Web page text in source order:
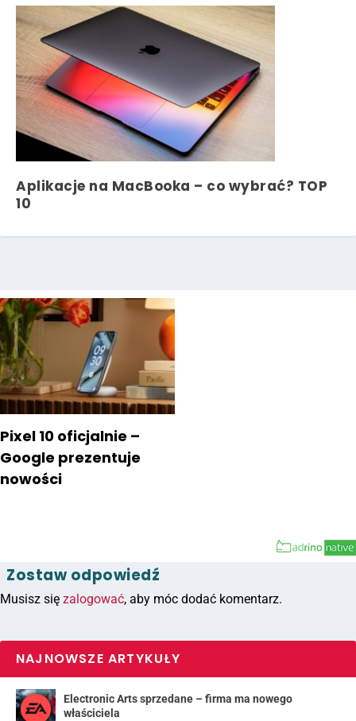
Aplikacje na MacBooka – co wybrać? TOP
10
Pixel 10 oficjalnie –
Google prezentuje
nowości
Zostaw odpowiedź
Musisz się zalogować, aby móc dodać komentarz.
NAJNOWSZE ARTYKUŁY
Electronic Arts sprzedane – firma ma nowego
właściciela